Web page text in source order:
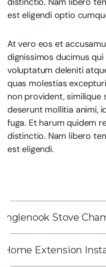
est eligendi optio
At vero eos et
dignissimos ducimus
voluptatum deleniti
quas molestias
non provident, similique
deserunt mollitia animi,
fuga. Et harum quidem
distinctio. Nam libero
est eligendi.
Inglenook Stove
Home Extension